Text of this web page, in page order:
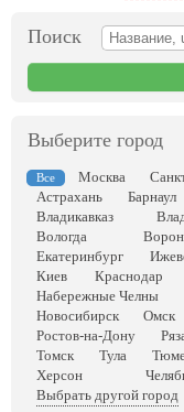
Поиск
Выберите город
Все Москва
Астрахань
Барнаул
Владикавказ
Вологда
Екатеринбург
Киев
Краснодар
Набережные Челны
Новосибирск
Омск
Ростов-на-Дону
Томск
Тула
Херсон
Выбрать другой город